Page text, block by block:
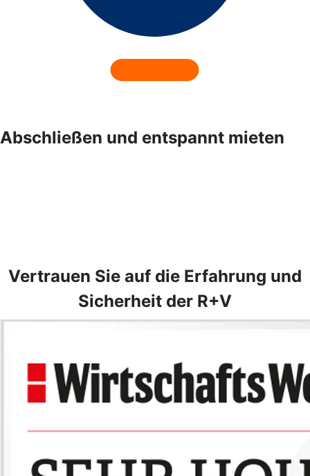
Abschließen und entspannt mieten
Vertrauen Sie auf die Erfahrung und
Sicherheit der R+V